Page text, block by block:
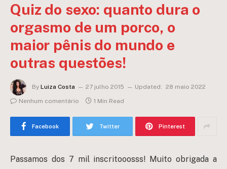
Quiz do sexo: quanto dura o
orgasmo de um porco, o
maior pênis do mundo e
outras questões!
By Luiza Costa 27 julho 2015 Updated: 28 maio 2022
Nenhum comentário
1 Min Read
Facebook Twitter Pinterest
Passamos dos 7 mil inscritooosss! Muito obrigada a